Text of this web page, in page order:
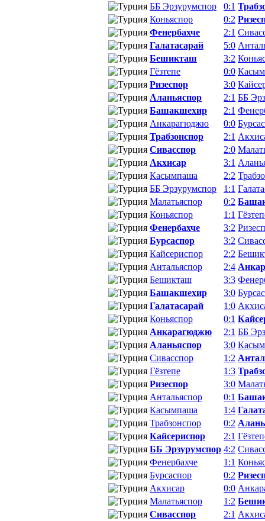
ББ Эрзурумспор
0:1
Коньяспор
0:2
Фенербахче
2:1
Галатасарай
5:0
Бешикташ
3:2
Гёзтепе
0:0
Ризеспор
3:0
Аланьяспор
2:1 ББ
Башакшехир
2:1
Анкарагюджю
0:0
Трабзонспор
2:1
Сивасспор
2:0
Акхисар
3:1
Касымпаша
2:2
ББ Эрзурумспор
1:1
Малатьяспор
0:2
Коньяспор
1:1
Фенербахче
3:2
Бурсаспор
3:2
Кайсериспор
2:2
Антальяспор
2:4
Бешикташ
3:3
Башакшехир
3:0
Галатасарай
1:0
Коньяспор
0:1
Анкарагюджю
2:1 ББ
Аланьяспор
3:0
Сивасспор
1:2
Гёзтепе
1:3
Ризеспор
3:0
Антальяспор
0:1
Касымпаша
1:4
Трабзонспор
0:2
Кайсериспор
2:1
ББ Эрзурумспор 4:2
Фенербахче
1:1
Бурсаспор
0:2
Акхисар
0:0
Малатьяспор
1:2
Сивасспор
2:1